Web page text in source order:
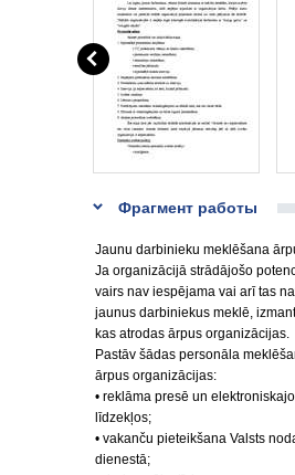
Фрагмент работы
Jaunu darbinieku meklēšana
Ja organizācijā strādājošo
vairs nav ie­spējama vai arī tas
jaunus darbiniekus meklē,
kas atrodas ārpus organizācijas.
Pastāv šādas personāla
ārpus organizācijas:
• reklāma presē un
līdzekļos;
• vakanču pieteikšana Valsts
dienestā;